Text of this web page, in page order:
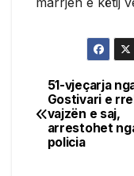
Post
51-vjeçarja
Gostivari e
vajzën e saj,
arrestohet
policia